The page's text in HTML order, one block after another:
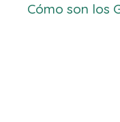
Cómo son los